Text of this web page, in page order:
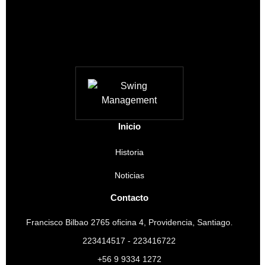
Inicio
Historia
Noticias
Contacto
Francisco Bilbao 2765 oficina 4, Providencia, Santiago.
223414517 - 223416722
+56 9 9334 1272